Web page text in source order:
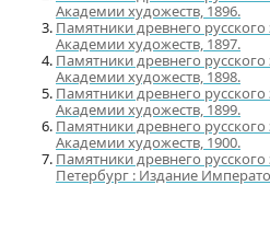
Академии художеств, 1896.
Памятники древнего
Академии художеств, 1897.
Памятники древнего
Академии художеств, 1898.
Памятники древнего
Академии художеств, 1899.
Памятники древнего
Академии художеств, 1900.
Памятники древнего
Петербург : Издание